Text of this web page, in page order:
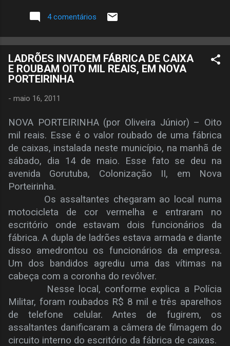
4 comentários
LADRÕES INVADEM FÁBRICA DE CAIXA
E ROUBAM OITO MIL REAIS, EM NOVA
PORTEIRINHA
- maio 16, 2011
NOVA PORTEIRINHA (por Oliveira Júnior) – Oito
mil reais. Esse é o valor roubado de uma fábrica
de caixas, instalada neste município, na manhã de
sábado, dia 14 de maio. Esse fato se deu na
avenida Gorutuba, Colonização II, em Nova
Porteirinha.
Os assaltantes chegaram ao local numa
motocicleta de cor vermelha e entraram no
escritório onde estavam dois funcionários da
fábrica. A dupla de ladrões estava armada e diante
disso amedrontou os funcionários da empresa.
Um dos bandidos agrediu uma das vítimas na
cabeça com a coronha do revólver.
Nesse local, conforme explica a Polícia
Militar, foram roubados R$ 8 mil e três aparelhos
de telefone celular. Antes de fugirem, os
assaltantes danificaram a câmera de filmagem do
circuito interno do escritório da fábrica de caixas.